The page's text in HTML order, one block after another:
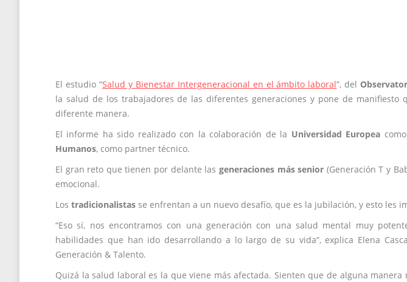
El estudio “Salud y Bienestar Intergeneracional en el ámbito laboral”, del
la salud de los trabajadores de las diferentes generaciones y pone de manifiesto
diferente manera.
El informe ha sido realizado con la colaboración de la Universidad Europea
Humanos, como partner técnico.
El gran reto que tienen por delante las generaciones más senior (Generación T y
emocional.
Los tradicionalistas se enfrentan a un nuevo desafío, que es la jubilación, y esto les
“Eso sí, nos encontramos con una generación con una salud mental muy
habilidades que han ido desarrollando a lo largo de su vida”, explica Elena
Generación & Talento.
Quizá la salud laboral es la que viene más afectada. Sienten que de alguna manera